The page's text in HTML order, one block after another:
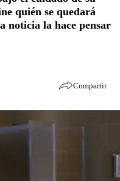
quién se quedará
noticia la hace pensar
Compartir